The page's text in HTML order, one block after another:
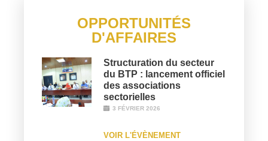
OPPORTUNITÉS
D'AFFAIRES
Structuration du secteur
du BTP : lancement officiel
des associations
sectorielles
3 FÉVRIER 2026
VOIR L'ÉVÈNEMENT